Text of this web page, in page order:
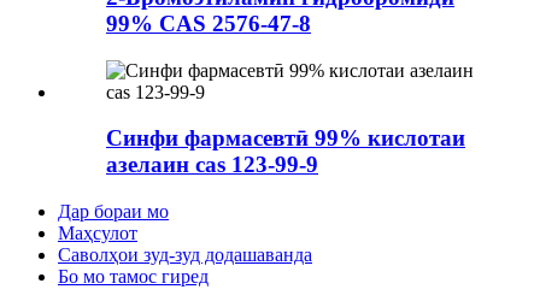
99% CAS 2576-47-8
Синфи фармасевтӣ 99% кислотаи
азелаин cas 123-99-9
Дар бораи мо
Маҳсулот
Саволҳои зуд-зуд додашаванда
Бо мо тамос гиред